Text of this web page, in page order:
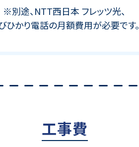
※別途、NTT西日本 フレッツ光、
ひかり電話の月額費用が必要です。
工事費